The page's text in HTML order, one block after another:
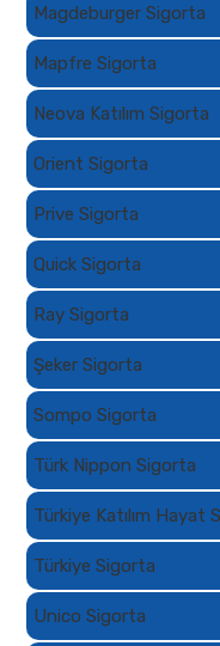
Magdeburger Sigorta
Mapfre Sigorta
Neova Katılım Sigorta
Orient Sigorta
Prive Sigorta
Quick Sigorta
Ray Sigorta
Şeker Sigorta
Sompo Sigorta
Türk Nippon Sigorta
Türkiye Katılım Hayat
Türkiye Sigorta
Unico Sigorta